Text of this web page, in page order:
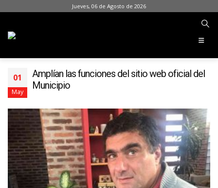
Jueves, 06 de Agosto de 2026
01
May
Amplían las funciones del sitio web oficial del
Municipio